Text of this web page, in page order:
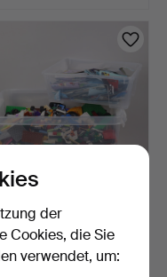
diverse Teile.
der
Cookies, die Sie
verwendet, um: